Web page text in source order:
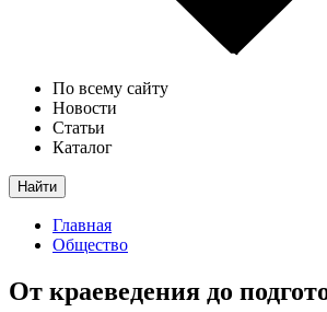
По всему сайту
Новости
Статьи
Каталог
Найти
Главная
Общество
От краеведения до